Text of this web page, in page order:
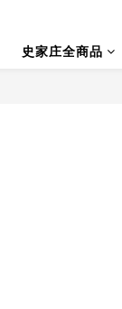
史家庄全商品